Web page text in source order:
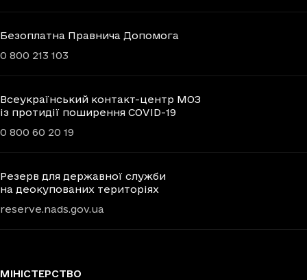
Безоплатна Правнича Допомога
0 800 213 103
Всеукраїнський контакт-центр МОЗ
із протидії поширення COVID-19
0 800 60 20 19
Резерв для державної служби
на деокупованих територіях
reserve.nads.gov.ua
МІНІСТЕРСТВО